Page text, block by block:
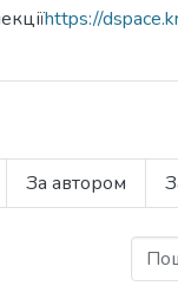
https://
За автором